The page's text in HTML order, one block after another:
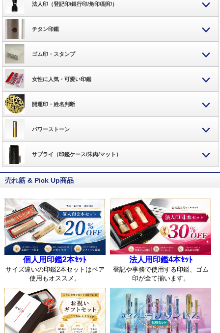
法人印（登記印/銀行印/角印/副印）
チタン印鑑
ゴム印・スタンプ
女性に人気・可愛い印鑑
開運印・姓名判断
パワーストーン
サプライ（印鑑ケース/朱肉/マット）
売れ筋 & Pick Up商品
個人用印鑑2本ｾｯﾄ
サイズ違いの印鑑2本セットはペア
使用もオススメ。
法人用印鑑4本ｾｯﾄ
登記や事務で使用する印鑑、ゴム
印が全て揃います。